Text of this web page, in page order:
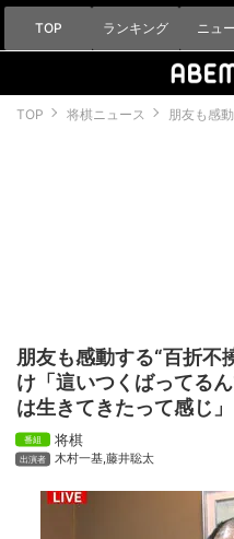
TOP ランキング ニュ
TOP 将棋ニュース 朋友も感
朋友も感動する“百折不
け「這いつくばってる
は生きてきたって感じ」
将棋
木村一基,藤井聡太